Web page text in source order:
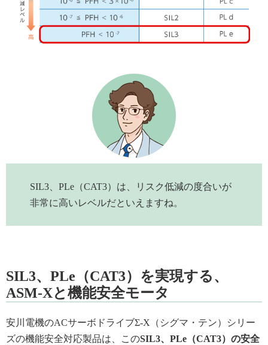
SIL3、PLe（CAT3）は、リスク低減の度合いが
非常に高いレベルだといえますね。
SIL3、PLe（CAT3）を実現する、
ASM-Xと機能安全モータ
安川電機のACサーボドライブΣ-X（シグマ・テン）シリー
ズの機能安全対応製品は、このSIL3、PLe（CAT3）の安全